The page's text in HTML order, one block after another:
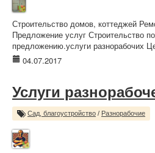
Строительство домов, коттеджей
Предложение услуг Строительство
предложению.услуги разнорабочих
04.07.2017
Услуги
Сад, благоустройство / Разнорабочие